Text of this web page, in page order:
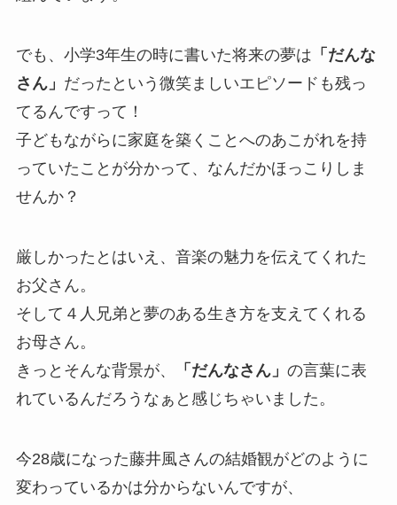
でも、小学3年生の時に書いた将来の夢は 「だんな
さん」 だったという微笑ましいエピソードも残っ
てるんですって！
子どもながらに家庭を築くことへのあこがれを持
っていたことが分かって、なんだかほっこりしま
せんか？
厳しかったとはいえ、音楽の魅力を伝えてくれた
お父さん。
そして４人兄弟と夢のある生き方を支えてくれる
お母さん。
きっとそんな背景が、
「だんなさん」 の言葉に表
れているんだろうなぁと感じちゃいました。
今28歳になった藤井風さんの結婚観がどのように
変わっているかは分からないんですが、